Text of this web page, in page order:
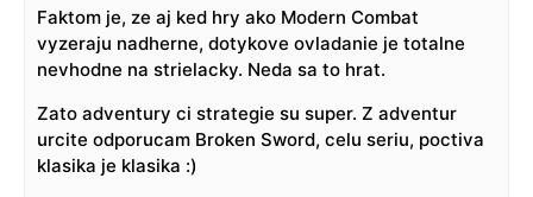
Faktom je, ze aj ked hry ako Modern Combat
vyzeraju nadherne, dotykove ovladanie je totalne
nevhodne na strielacky. Neda sa to hrat.
Zato adventury ci strategie su super. Z adventur
urcite odporucam Broken Sword, celu seriu, poctiva
klasika je klasika :)